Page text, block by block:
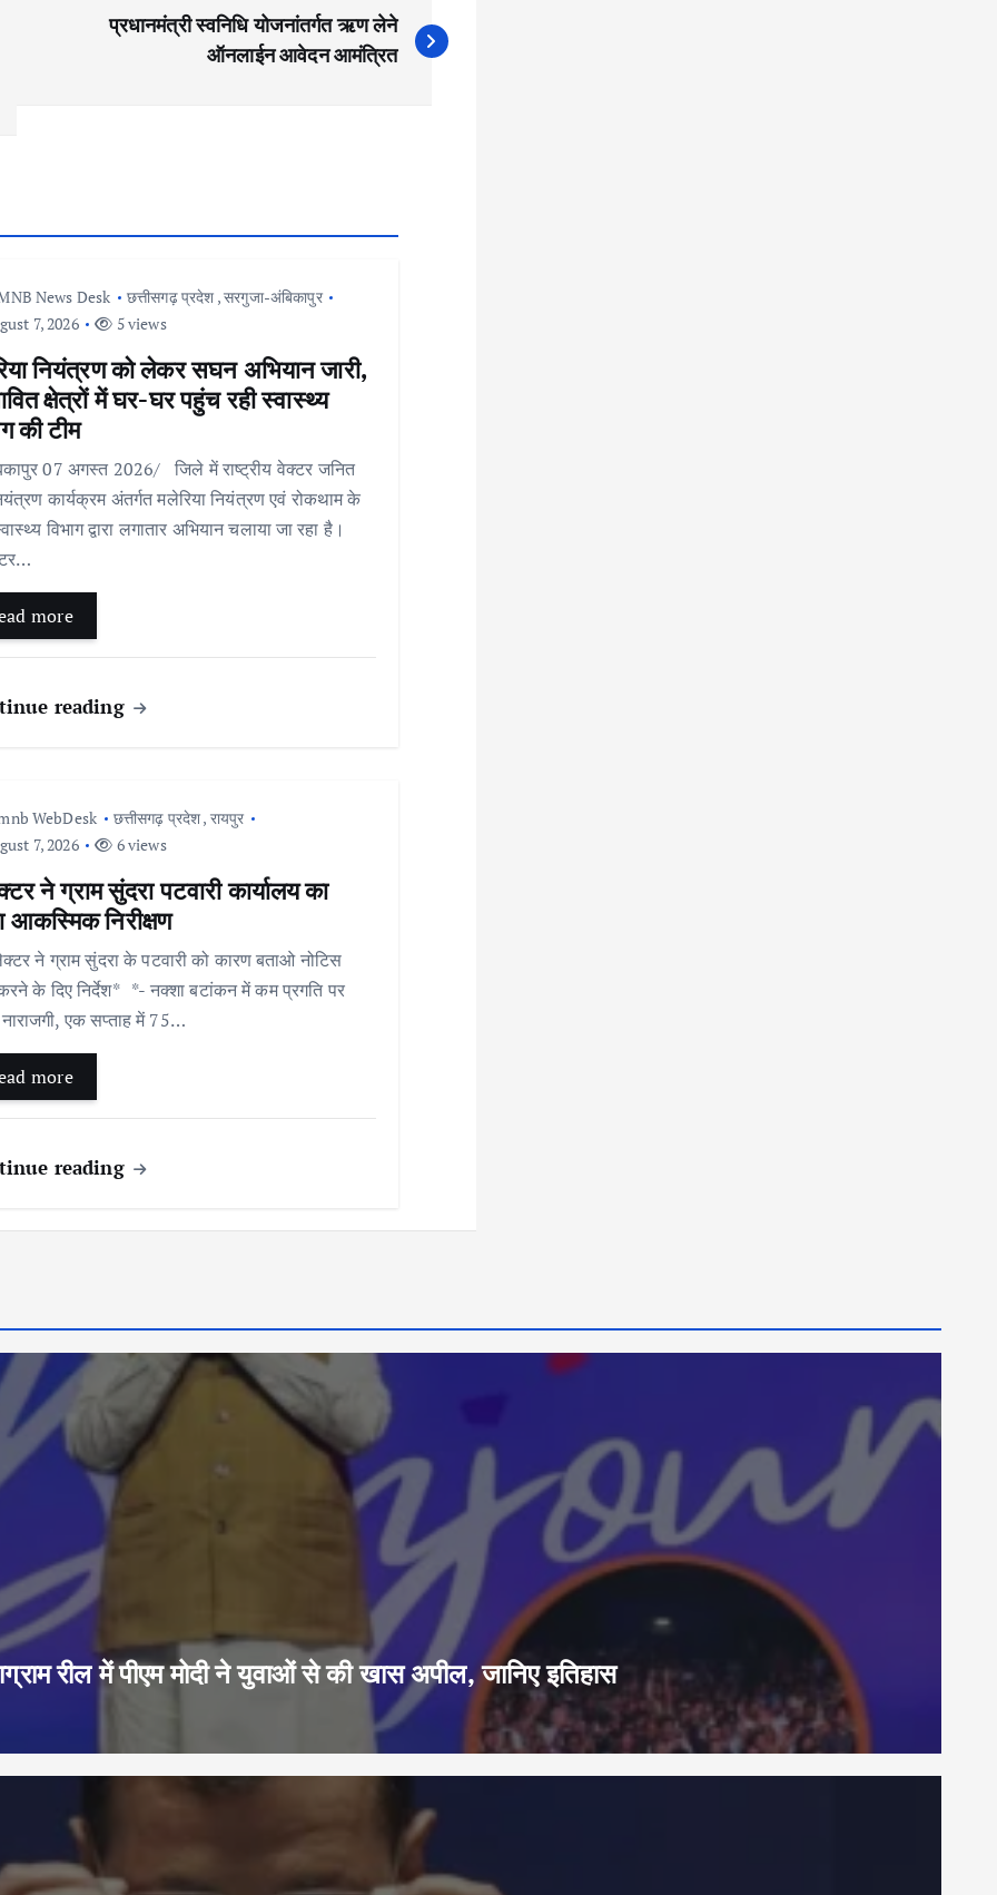
प्रधानमंत्री स्वनिधि योजनांतर्गत ऋण लेने
ऑनलाईन आवेदन आमंत्रित
News Desk छत्तीसगढ़ प्रदेश ,सरगुजा-अंबिकापुर
7, 2026
5 views
नियंत्रण को लेकर सघन अभियान जारी,
क्षेत्रों में घर-घर पहुंच रही स्वास्थ्य
की टीम
07 अगस्त 2026/ जिले में राष्ट्रीय वेक्टर जनित
कार्यक्रम अंतर्गत मलेरिया नियंत्रण एवं रोकथाम के
विभाग द्वारा लगातार अभियान चलाया जा रहा है।
more
reading
WebDesk छत्तीसगढ़ प्रदेश, रायपुर
7, 2026
6 views
ने ग्राम सुंदरा पटवारी कार्यालय का
आकस्मिक निरीक्षण
ने ग्राम सुंदरा के पटवारी को कारण बताओ नोटिस
के दिए निर्देश* *- नक्शा बटांकन में कम प्रगति पर
एक सप्ताह में 75…
more
reading
रील में पीएम मोदी ने युवाओं से की खास अपील, जानिए इतिहास